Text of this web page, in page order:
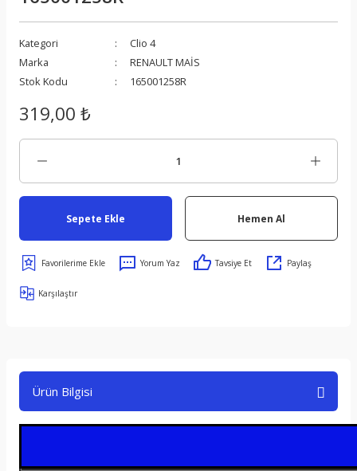
Kategori
Clio 4
Marka
RENAULT MAİS
Stok Kodu
165001258R
319,00 ₺
Sepete Ekle Hemen Al
Yorum Yaz Tavsiye Et Paylaş
Karşılaştır
Ürün Bilgisi